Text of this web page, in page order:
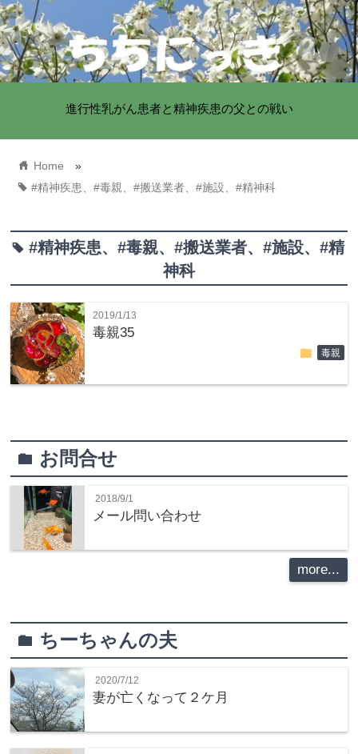
進行性乳がん患者と精神疾患の父との戦い
home Home »
tag#精神疾患、#毒親、#搬送業者、#施設、#精神科
tag#精神疾患、#毒親、#搬送業者、#施設、#精
神科
2019/1/13
毒親35
folder 毒親
folder お問合せ
2018/9/1
メール問い合わせ
more...
folder ちーちゃんの夫
2020/7/12
妻が亡くなって２ケ月